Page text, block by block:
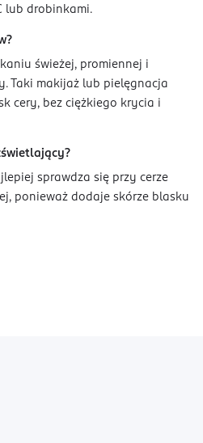
lub drobinkami.
świeżej, promiennej i
Taki makijaż lub pielęgnacja
cery, bez ciężkiego krycia i
sprawdza się przy cerze
ponieważ dodaje skórze blasku